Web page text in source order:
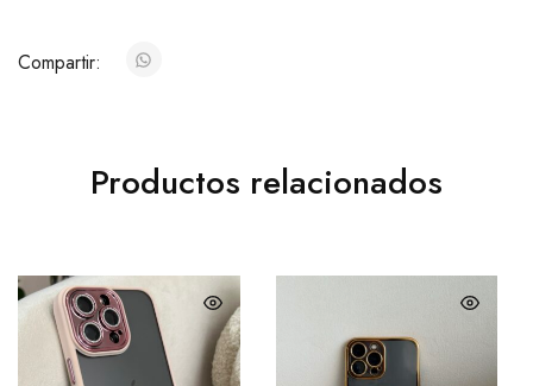
Compartir:
Productos relacionados